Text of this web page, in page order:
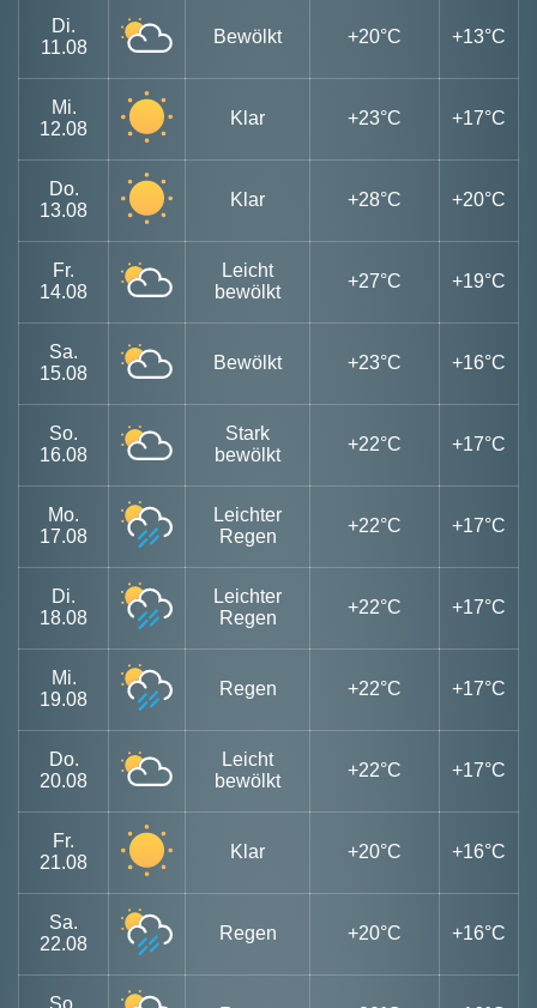
Di.
11.08
Bewölkt +20°C +13°C
Mi.
12.08
Klar +23°C +17°C
Do.
13.08
Klar +28°C +20°C
Fr.
14.08
Leicht
bewölkt
+27°C +19°C
Sa.
15.08
Bewölkt +23°C +16°C
So.
16.08
Stark
bewölkt
+22°C +17°C
Mo.
17.08
Leichter
Regen
+22°C +17°C
Di.
18.08
Leichter
Regen
+22°C +17°C
Mi.
19.08
Regen +22°C +17°C
Do.
20.08
Leicht
bewölkt
+22°C +17°C
Fr.
21.08
Klar +20°C +16°C
Sa.
22.08
Regen +20°C +16°C
So.